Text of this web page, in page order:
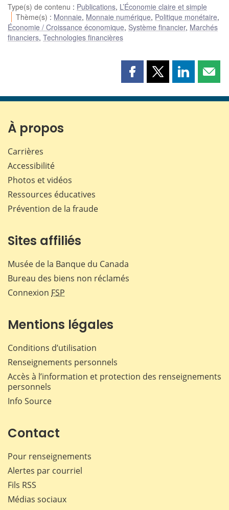
Type(s) de contenu : Publications, L’Économie claire et simple
Thème(s) : Monnaie, Monnaie numérique, Politique monétaire,
Économie / Croissance économique, Système financier, Marchés
financiers, Technologies financières
Partager
page
Partager
page
Partager
page page
À propos
Carrières
Accessibilité
Photos et vidéos
Ressources éducatives
Prévention de la fraude
Sites affiliés
Musée de la Banque du Canada
Bureau des biens non réclamés
Connexion FSP
Mentions légales
Conditions d’utilisation
Renseignements personnels
Accès à l’information et protection des renseignements
personnels
Info Source
Contact
Pour renseignements
Alertes par courriel
Fils RSS
Médias sociaux